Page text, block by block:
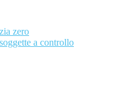
zero
a controllo